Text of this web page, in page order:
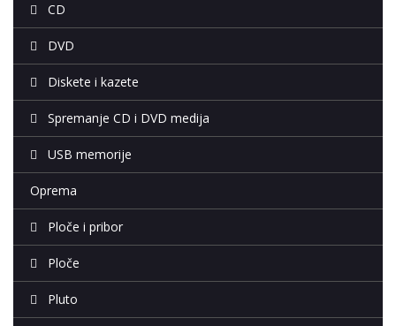
CD
DVD
Diskete i kazete
Spremanje CD i DVD medija
USB memorije
Oprema
Ploče i pribor
Ploče
Pluto